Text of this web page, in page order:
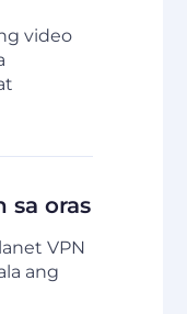
video
sa oras
VPN
ang